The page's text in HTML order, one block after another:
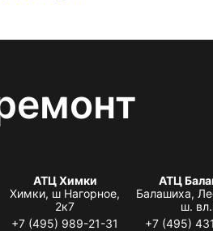
АТЦ Химки
Химки, ш Нагорное,
2к7
+7 (495) 989-21-31
АТЦ
Балашиха,
ш.
+7 (495)